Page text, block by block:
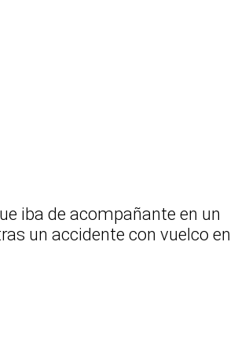
iba de acompañante en un
un accidente con vuelco en